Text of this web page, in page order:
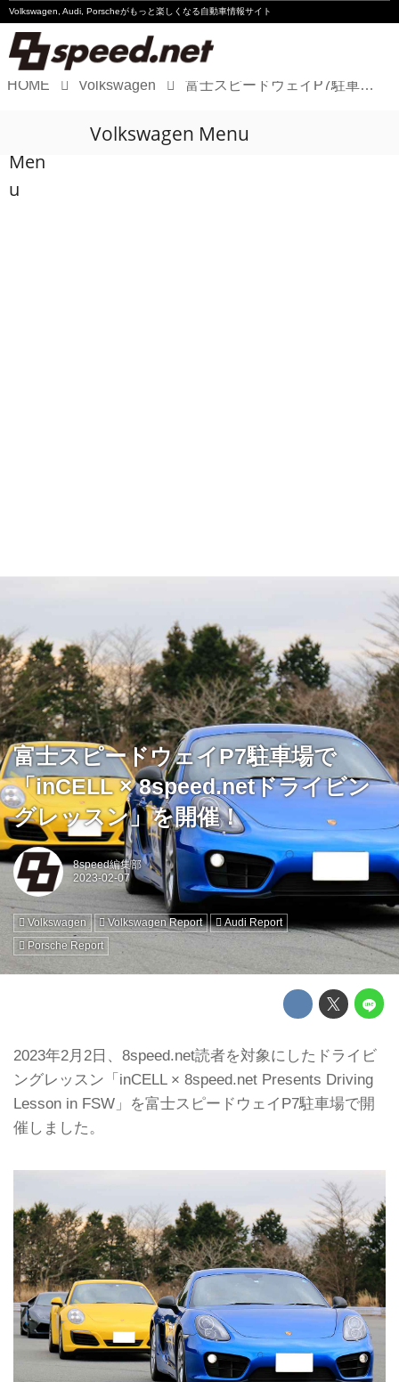
Volkswagen, Audi, Porscheがもっと楽しくなる自動車情報サイト
Audi
HOME Volkswagen 富士スピードウェイP7駐車場で「inCELL × 8speed.netドライビングレッスン」を開催！
Men
u
Volkswagen Menu
富士スピードウェイP7駐車場で
「inCELL × 8speed.netドライビン
グレッスン」を開催！
8speed編集部
Volkswagen Volkswagen Report
Audi Report
Porsche Report
2023年2月2日、8speed.net読者を対象にしたドライビ
ングレッスン「inCELL × 8speed.net Presents Driving
Lesson in FSW」を富士スピードウェイP7駐車場で開
催しました。